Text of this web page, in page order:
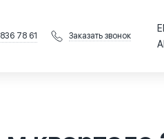
78 61 Заказать звонок